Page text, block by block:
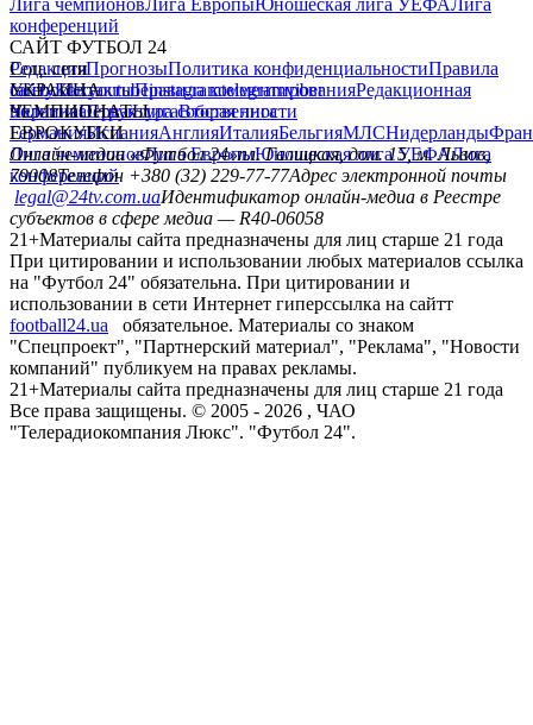
Лига чемпионовЛига ЕвропыЮношеская лига УЕФАЛига
конференций
САЙТ ФУТБОЛ 24
РедакцияПрогнозыПолитика конфиденциальностиПравила
сайтуКонтактыПравила комментированияРедакционная
политикаСтруктура собственности
Соц. сети
facebookxyoutubeinstagramtelegramviber
УКРАИНА
УкраинаПервая лигаВторая лига
ЧЕМПИОНАТЫ
ГерманияИспанияАнглияИталияБельгияМЛСНидерланды
ЕВРОКУБКИ
Лига чемпионовЛига ЕвропыЮношеская лига УЕФАЛига
конференций
Онлайн-медиа «Футбол 24»пл. Галицкая, дом. 15, м. Львов,
79008Телефон +380 (32) 229-77-77Адрес электронной почты
legal@24tv.com.uaИдентификатор онлайн-медиа в Реестре
субъектов в сфере медиа — R40-06058
21+Материалы сайта предназначены для лиц старше 21 года
При цитировании и использовании любых материалов ссылка
на "Футбол 24" обязательна. При цитировании и
использовании в сети Интернет гиперссылка на сайтт
football24.ua
обязательное. Материалы со знаком
"Спецпроект", "Партнерский материал", "Реклама", "Новости
компаний" публикуем на правах рекламы.
21+Материалы сайта предназначены для лиц старше 21 года
Все права защищены. © 2005 - 2026 , ЧАО
"Телерадиокомпания Люкс". "Футбол 24".